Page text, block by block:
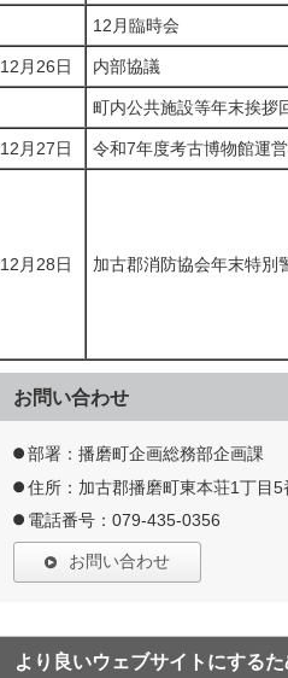
12月臨時会
12月26日 内部協議
町内公共施設等年末挨拶
12月27日 令和7年度考古博物館運
12月28日 加古郡消防協会年末特別
お問い合わせ
部署：播磨町企画総務部企画課
住所：加古郡播磨町東本荘1丁目5
電話番号：079-435-0356
お問い合わせ
より良いウェブサイトにする